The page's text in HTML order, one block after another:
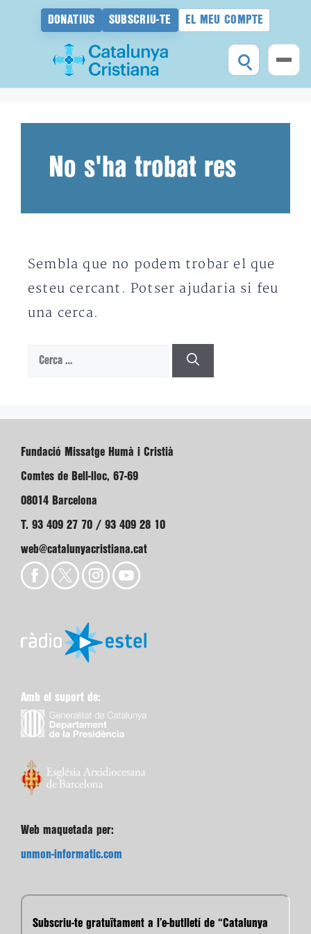
DONATIUS SUBSCRIU-TE EL MEU COMPTE
No s'ha trobat res
Sembla que no podem trobar el que
esteu cercant. Potser ajudaria si feu
una cerca.
Cerca:
Fundació Missatge Humà i Cristià
Comtes de Bell-lloc, 67-69
08014 Barcelona
T. 93 409 27 70 / 93 409 28 10
web@catalunyacristiana.cat
Amb el suport de:
Web maquetada per:
unmon-informatic.com
Subscriu-te gratuïtament a l’e-butlletí de “Catalunya